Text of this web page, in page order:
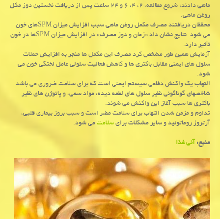
ماهی دادند؛ شروع مطالعه، ۲، ۴، ۶ و ۲۴ ساعت پس از دریافت نخستین دوز مكل
روغن ماهی.
محققان دریافتند مصرف مكمل روغن ماهی سبب افزایش میزان SPMهای خون
می شود. نتایج نشان داد «زمان و دوز مصرف» در افزایش میزان SPMها در خون
تأثیر دارد.
آزمایش همین طور مشخص كرد مصرف این مكمل ها منجر به افزایش حملات
سلول های ایمنی مقابل باكتری ها و كاهش فعالیت سلولی عامل لختگی خون می
شود.
التهاب یك واكنش دفاعی سیستم ایمنی است كه برای سلامت ضروری می باشد.
شاخصهای گوناگونی نظیر سلول های لطمه دیده، مواد سمی، و پاتوژن های نظیر
باكتری ها سبب آغاز این واكنش می شوند.
تداوم و مزمن شدن التهاب برای سلامت مضر است و سبب بروز بیماری قلبی،
آرتروز روماتوئید و سایر مشكلات برایسلامتمی شود.
منبع:آنی غذا